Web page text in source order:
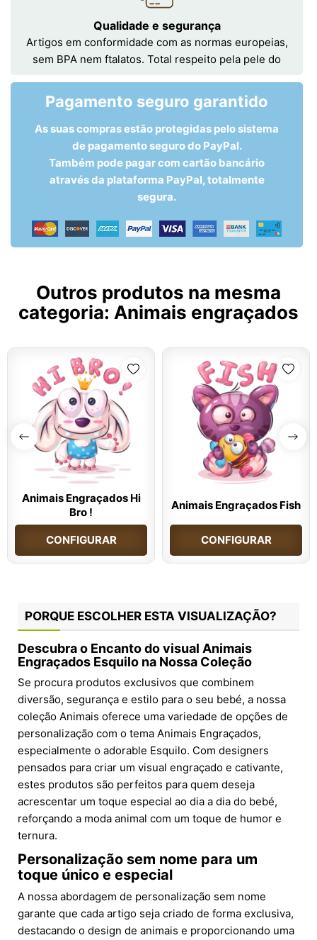
Qualidade e segurança
Artigos em conformidade com as normas europeias,
sem BPA nem ftalatos. Total respeito pela pele do
Pagamento seguro garantido
As suas compras estão protegidas pelo sistema
de pagamento seguro do PayPal.
Também pode pagar com cartão bancário
através da plataforma PayPal, totalmente
segura.
Outros produtos na mesma
categoria: Animais engraçados
Animais Engraçados Hi
Bro !
CONFIGURAR
Animais Engraçados Fish
CONFIGURAR
PORQUE ESCOLHER ESTA VISUALIZAÇÃO?
Descubra o Encanto do visual Animais
Engraçados Esquilo na Nossa Coleção
Se procura produtos exclusivos que combinem
diversão, segurança e estilo para o seu bebé, a nossa
coleção Animais oferece uma variedade de opções de
personalização com o tema Animais Engraçados,
especialmente o adorable Esquilo. Com designers
pensados para criar um visual engraçado e cativante,
estes produtos são perfeitos para quem deseja
acrescentar um toque especial ao dia a dia do bebé,
reforçando a moda animal com um toque de humor e
ternura.
Personalização sem nome para um
toque único e especial
A nossa abordagem de personalização sem nome
garante que cada artigo seja criado de forma exclusiva,
destacando o design de animais e proporcionando uma